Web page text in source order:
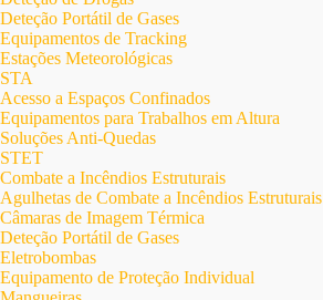
Deteção Portátil de Gases
Equipamentos de Tracking
Estações Meteorológicas
STA
Acesso a Espaços Confinados
Equipamentos para Trabalhos em Altura
Soluções Anti-Quedas
STET
Combate a Incêndios Estruturais
Agulhetas de Combate a Incêndios Estruturais
Câmaras de Imagem Térmica
Deteção Portátil de Gases
Eletrobombas
Equipamento de Proteção Individual